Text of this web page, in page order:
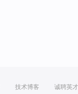
技术博客 诚聘英才